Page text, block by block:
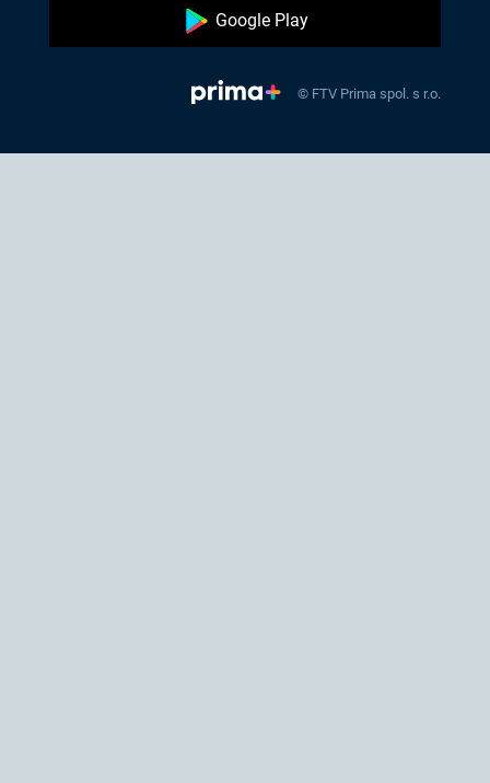
Google Play
© FTV Prima spol. s r.o.